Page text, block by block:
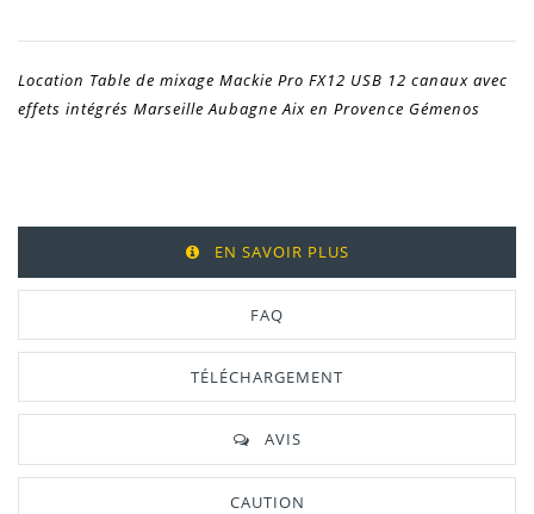
Location Table de mixage Mackie Pro FX12 USB 12 canaux avec
effets intégrés Marseille Aubagne Aix en Provence Gémenos
EN SAVOIR PLUS
FAQ
TÉLÉCHARGEMENT
AVIS
CAUTION